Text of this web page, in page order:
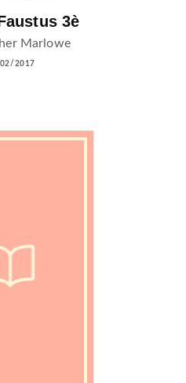
3è
Marlowe
2017